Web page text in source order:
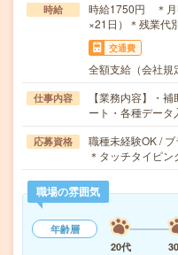
時給
時給1750円 ＊月
×21日）＊残業代
交通費
全額支給（会社規
仕事内容
【業務内容】・
ート・各種デー
応募資格
職種未経験OK /
＊タッチタイピ
職場の雰囲気
年齢層
20代